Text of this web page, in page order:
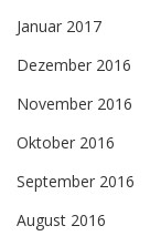
Januar 2017
Dezember 2016
November 2016
Oktober 2016
September 2016
August 2016